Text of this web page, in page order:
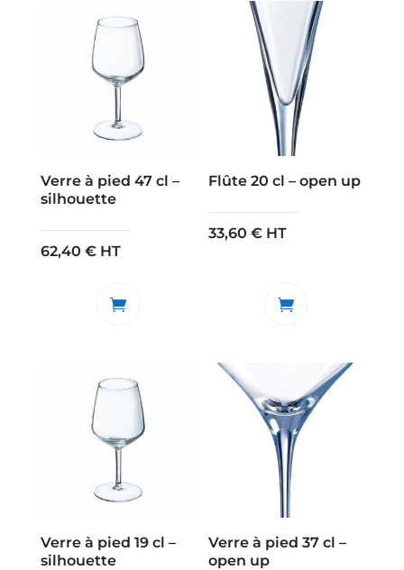
Verre à pied 47 cl –
silhouette
62,40 € HT
Flûte 20 cl – open up
33,60€ HT
Verre à pied 19 cl –
silhouette
Verre à pied 37 cl –
open up